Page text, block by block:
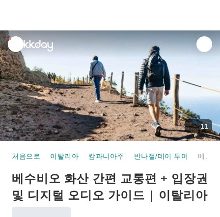
unread
notifications
11
처음으로 이탈리아 캄파니아주 반나절/데이 투어
베수비오 화산 간편 교통편 + 입장권
및 디지털 오디오 가이드 | 이탈리아